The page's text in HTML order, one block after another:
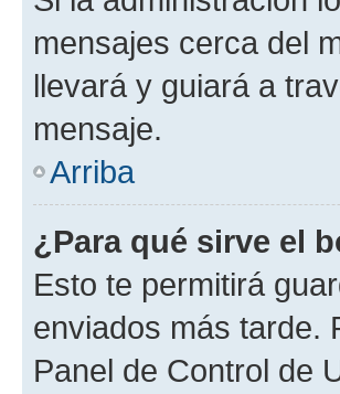
mensajes cerca del
llevará y guiará a
mensaje.
Arriba
¿Para qué sirve el
Esto te permitirá
enviados más tarde.
Panel de Control de